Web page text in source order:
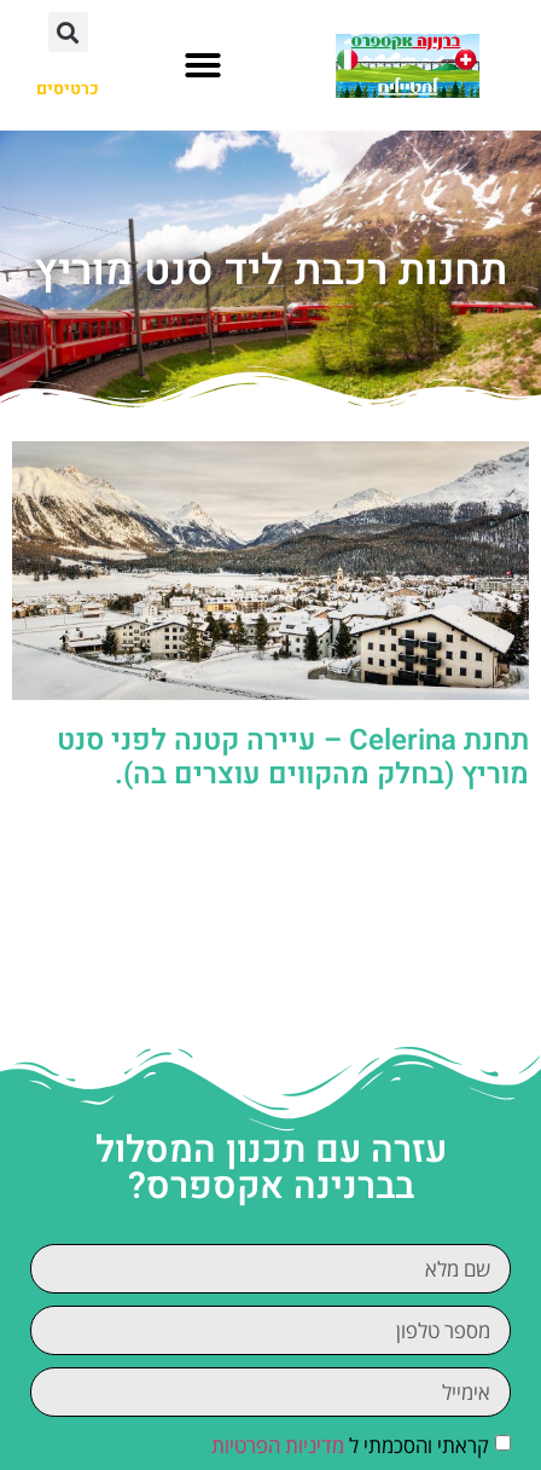
כרטיסים
תחנות רכבת ליד סנט מוריץ
תחנת Celerina – עיירה קטנה לפני סנט
מוריץ (בחלק מהקווים עוצרים בה).
עזרה עם תכנון המסלול
בברנינה אקספרס?
קראתי והסכמתי ל מדיניות הפרטיות